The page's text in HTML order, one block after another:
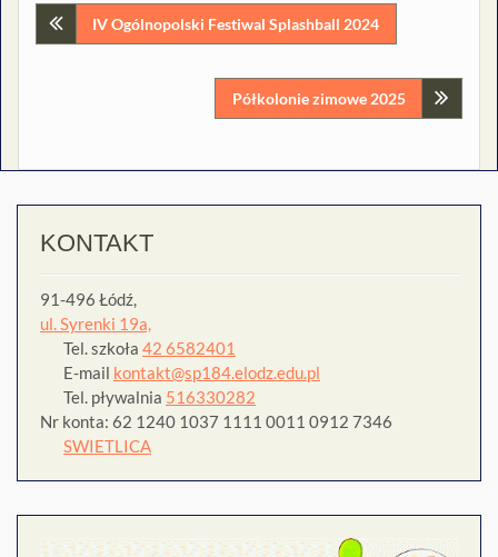
Nawigacja
IV Ogólnopolski Festiwal Splashball 2024
Półkolonie zimowe 2025
KONTAKT
91-496 Łódź,
ul. Syrenki 19a,
Tel. szkoła 42 6582401
E-mail kontakt@sp184.elodz.edu.pl
Tel. pływalnia 516330282
Nr konta: 62 1240 1037 1111 0011 0912 7346
SWIETLICA